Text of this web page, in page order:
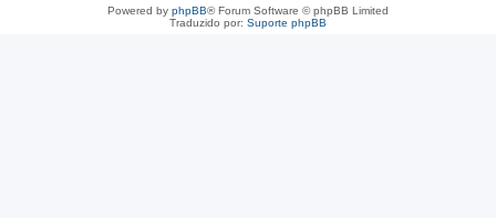
Powered by phpBB® Forum Software © phpBB Limited
Traduzido por: Suporte phpBB